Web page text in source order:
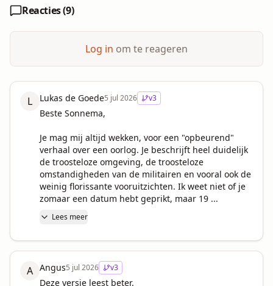
Reacties (9)
Log in om te reageren
L Lukas de Goede5 jul 2026 v3
Beste Sonnema,
Je mag mij altijd wekken, voor een "opbeurend"
verhaal over een oorlog. Je beschrijft heel duidelijk
de troosteloze omgeving, de troosteloze
omstandigheden van de militairen en vooral ook de
weinig florissante vooruitzichten. Ik weet niet of je
zomaar een datum hebt geprikt, maar 19 ...
Lees meer
A Angus5 jul 2026 v3
Deze versie leest beter.